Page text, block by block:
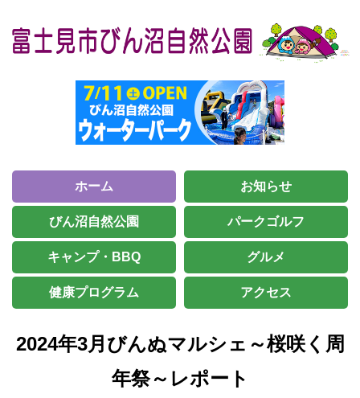
ホーム お知らせ
びん沼自然公園 パークゴルフ
キャンプ・BBQ グルメ
健康プログラム アクセス
2024年3月びんぬマルシェ～桜咲く周
年祭～レポート